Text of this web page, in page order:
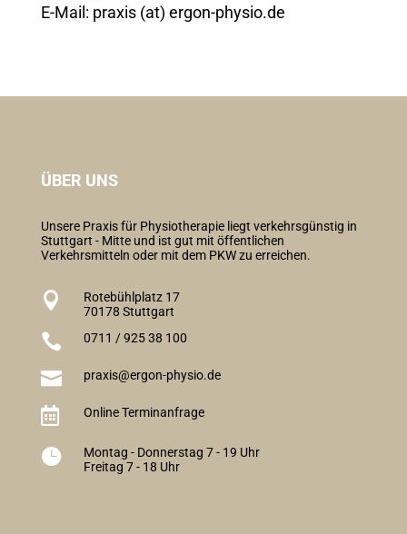
E-Mail: praxis (at) ergon-physio.de
ÜBER UNS
Unsere Praxis für Physiotherapie liegt verkehrsgünstig in
Stuttgart - Mitte und ist gut mit öffentlichen
Verkehrsmitteln oder mit dem PKW zu erreichen.

Rotebühlplatz 17
70178 Stuttgart
 0711 / 925 38 100
 praxis@ergon-physio.de
 Online Terminanfrage

Montag - Donnerstag 7 - 19 Uhr
Freitag 7 - 18 Uhr